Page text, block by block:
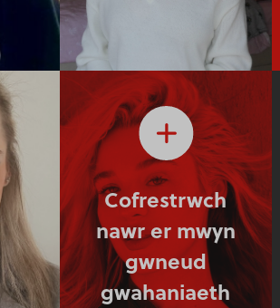
Cofrestrwch
nawr er mwyn
gwneud
gwahaniaeth